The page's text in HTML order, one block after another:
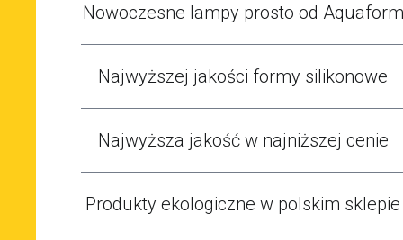
Nowoczesne lampy prosto od Aquaform
Najwyższej jakości formy silikonowe
Najwyższa jakość w najniższej cenie
Produkty ekologiczne w polskim sklepie